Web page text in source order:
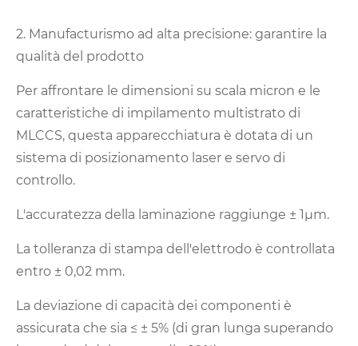
2. Manufacturismo ad alta precisione: garantire la
qualità del prodotto
Per affrontare le dimensioni su scala micron e le
caratteristiche di impilamento multistrato di
MLCCS, questa apparecchiatura è dotata di un
sistema di posizionamento laser e servo di
controllo.
L'accuratezza della laminazione raggiunge ± 1μm.
La tolleranza di stampa dell'elettrodo è controllata
entro ± 0,02 mm.
La deviazione di capacità dei componenti è
assicurata che sia ≤ ± 5% (di gran lunga superando